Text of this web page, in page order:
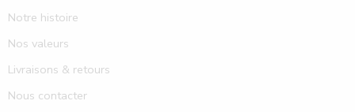
Notre histoire
Nos valeurs
Livraisons & retours
Nous contacter